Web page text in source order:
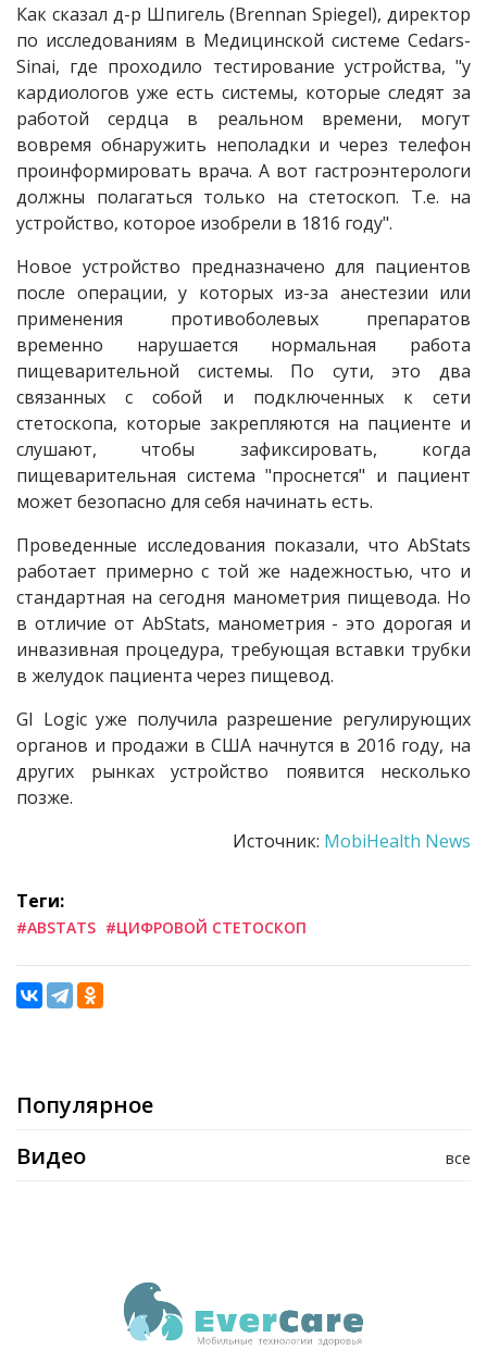
Как сказал д-р Шпигель (Brennan Spiegel), директор
по исследованиям в Медицинской системе Cedars-
Sinai, где проходило тестирование устройства, "у
кардиологов уже есть системы, которые следят за
работой сердца в реальном времени, могут
вовремя обнаружить неполадки и через телефон
проинформировать врача. А вот гастроэнтерологи
должны полагаться только на стетоскоп. Т.е. на
устройство, которое изобрели в 1816 году".
Новое устройство предназначено для пациентов
после операции, у которых из-за анестезии или
применения противоболевых препаратов
временно нарушается нормальная работа
пищеварительной системы. По сути, это два
связанных с собой и подключенных к сети
стетоскопа, которые закрепляются на пациенте и
слушают, чтобы зафиксировать, когда
пищеварительная система "проснется" и пациент
может безопасно для себя начинать есть.
Проведенные исследования показали, что AbStats
работает примерно с той же надежностью, что и
стандартная на сегодня манометрия пищевода. Но
в отличие от AbStats, манометрия - это дорогая и
инвазивная процедура, требующая вставки трубки
в желудок пациента через пищевод.
GI Logic уже получила разрешение регулирующих
органов и продажи в США начнутся в 2016 году, на
других рынках устройство появится несколько
позже.
Источник: MobiHealth News
Теги:
#ABSTATS #ЦИФРОВОЙ СТЕТОСКОП
Популярное
все
Видео